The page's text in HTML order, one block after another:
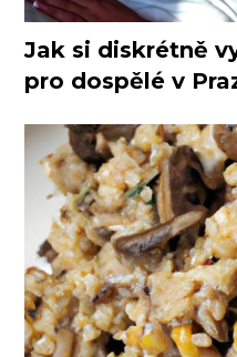
Jak si diskrétně
pro dospělé v